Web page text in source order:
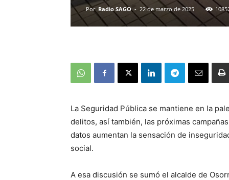
Por Radio SAGO - 22 de marzo de 2025
La Seguridad Pública se mantiene en la
delitos, así también, las próximas
datos aumentan la sensación de
social.
A esa discusión se sumó el alcalde de